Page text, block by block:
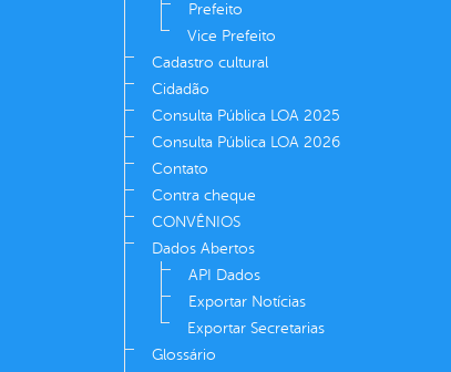
Prefeito
Vice Prefeito
Cadastro cultural
Cidadão
Consulta Pública LOA 2025
Consulta Pública LOA 2026
Contato
Contra cheque
CONVÊNIOS
Dados Abertos
API Dados
Exportar Notícias
Exportar Secretarias
Glossário